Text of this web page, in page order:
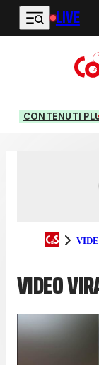
Vai al contenuto
LIVE
CONTENUTI
VIDEO